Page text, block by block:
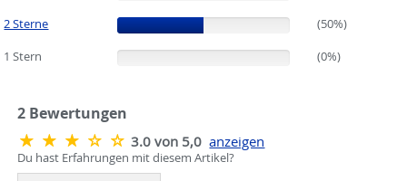
2 Sterne
(50%)
(50%)
1 Stern
(0%)
2 Bewertungen
3.0 von 5,0 anzeigen
Du hast Erfahrungen mit diesem Artikel?